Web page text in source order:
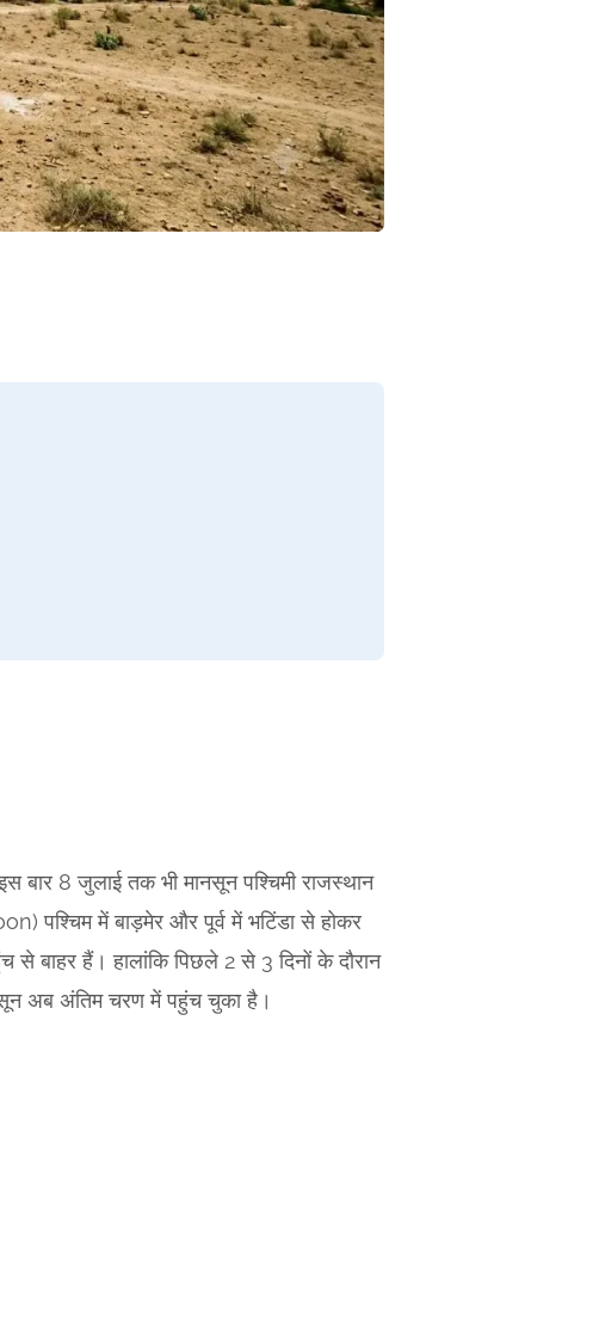
बार 8 जुलाई तक भी मानसून पश्चिमी राजस्थान
पश्चिम में बाड़मेर और पूर्व में भटिंडा से होकर
बाहर हैं। हालांकि पिछले 2 से 3 दिनों के दौरान
अब अंतिम चरण में पहुंच चुका है।